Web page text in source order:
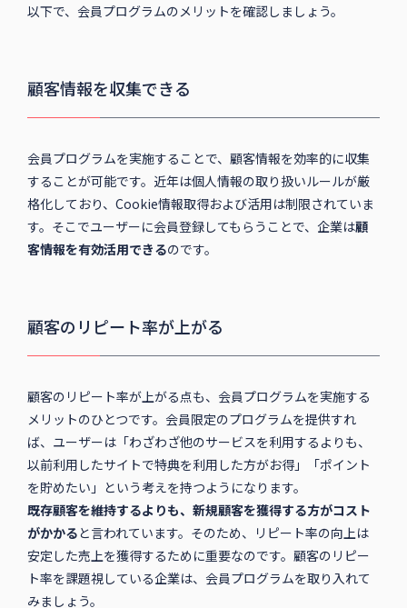
以下で、会員プログラムのメリットを確認しましょう。
顧客情報を収集できる
会員プログラムを実施することで、顧客情報を効率的に収集
することが可能です。近年は個人情報の取り扱いルールが厳
格化しており、Cookie情報取得および活用は制限されていま
す。そこでユーザーに会員登録してもらうことで、企業は顧
客情報を有効活用できるのです。
顧客のリピート率が上がる
顧客のリピート率が上がる点も、会員プログラムを実施する
メリットのひとつです。会員限定のプログラムを提供すれ
ば、ユーザーは「わざわざ他のサービスを利用するよりも、
以前利用したサイトで特典を利用した方がお得」「ポイント
を貯めたい」という考えを持つようになります。
既存顧客を維持するよりも、新規顧客を獲得する方がコスト
がかかると言われています。そのため、リピート率の向上は
安定した売上を獲得するために重要なのです。顧客のリピー
ト率を課題視している企業は、会員プログラムを取り入れて
みましょう。